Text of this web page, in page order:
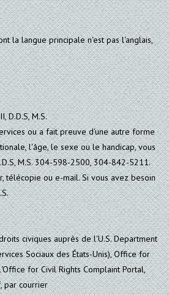
la langue principale n'est pas l'anglais,
D.D.S, M.S.
ou a fait preuve d'une autre forme
l'âge, le sexe ou le handicap, vous
M.S. 304-598-2500, 304-842-5211.
télécopie ou e-mail. Si vous avez besoin
civiques auprès de l'U.S. Department
Sociaux des États-Unis), Office for
for Civil Rights Complaint Portal,
par courrier